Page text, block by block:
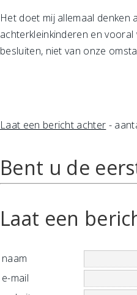
Het doet mij allemaal denken
achterkleinkinderen en
besluiten, niet van onze
Laat een bericht achter -
Bent u de
Laat een
naam
e-mail